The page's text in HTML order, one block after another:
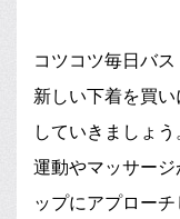
コツコツ毎日バ
新しい下着を買
していきましょう
運動やマッサー
ップにアプローチ